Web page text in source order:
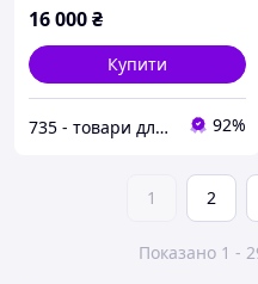
16 000₴
Купити
735 - товари для дому, медичне та технічне обладнання з доставкою по Україні 92%
1 2
Показано 1 -